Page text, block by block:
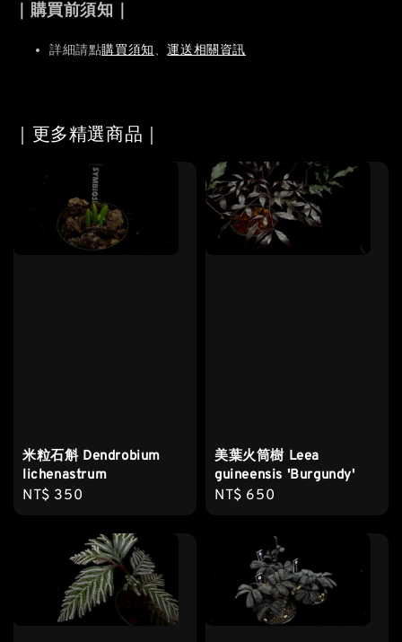
｜購買前須知｜
詳細請點購買須知、運送相關資訊
｜更多精選商品｜
米粒石斛 Dendrobium
lichenastrum
Regular
NT$ 350
美葉火筒樹 Leea
guineensis 'Burgundy'
Regular
NT$ 650